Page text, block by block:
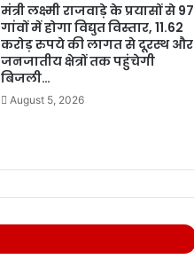
मंत्री लक्ष्मी राजवाड़े के प्रयासों से 97
गांवों में होगा विद्युत विस्तार, 11.62
करोड़ रुपये की लागत से दूरस्थ और
जनजातीय क्षेत्रों तक पहुंचेगी
बिजली…
August 5, 2026